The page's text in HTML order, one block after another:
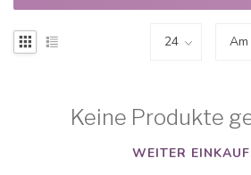
Keine Produkte
WEITER